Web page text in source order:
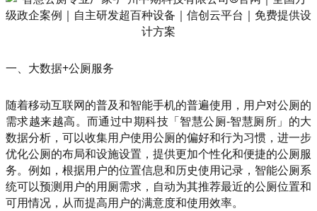
一、大数据+公厕服务
随着移动互联网的普及和智能手机的普遍使用，用户对公厕的
需求越来越高。而通过中期科技「智慧公厕-智慧厕所」的大
数据分析，可以收集用户使用公厕的偏好和行为习惯，进一步
优化公厕的布局和设施设置，提供更加个性化和便捷的公厕服
务。例如，根据用户的位置信息和历史使用记录，智能公厕系
统可以预测用户的用厕需求，自动为其推荐最近的公厕位置和
可用情况，从而提高用户的满意度和使用效率。